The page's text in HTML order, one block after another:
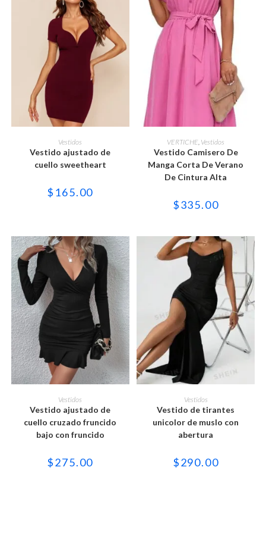
SELECCIONAR OPCIONES
Este
producto
tiene
múltiples
variantes.
se
pueden
de
producto
Vestidos
Vestido ajustado de
cuello sweetheart
$ 165.00
SELECCIONAR OPCIONES
Este
producto
tiene
múltiples
variantes.
opciones
elegir
de
producto
VERTICHE Vestidos
Vestido Camisero De
Manga Corta De Verano
De Cintura Alta
$335.00
SELECCIONAR OPCIONES
Este
producto
tiene
múltiples
variantes.
opciones
elegir
Vestidos
Vestido ajustado de
cuello cruzado fruncido
bajo con fruncido
$275.00
SELECCIONAR OPCIONES
Este
producto
tiene
múltiples
variantes.
opciones
elegir
Vestidos
Vestido de tirantes
unicolor de muslo con
abertura
$290.00